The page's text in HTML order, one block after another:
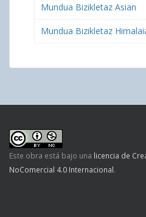
Mundua Bizikletaz Asian
Mundua Bizikletaz
Este obra está bajo una licencia de
NoComercial 4.0 Internacional.